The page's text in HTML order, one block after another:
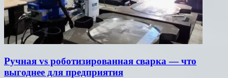
Ручная vs роботизированная сварка — что
выгоднее для предприятия